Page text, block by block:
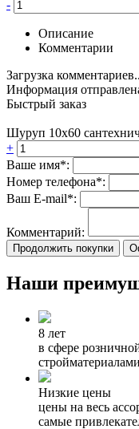
-
Описание
Комментарии
Загрузка
Информация
Быстрый заказ
Шуруп 10х60
+
Ваше имя*:
Номер телефона*:
Ваш E-mail*:
Комментарий:
Продолжить покупки
Наши
8 лет
в сфере
стройматериалами
Низкие цены
цены на весь
самые